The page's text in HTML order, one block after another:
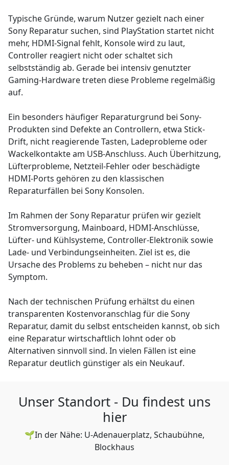
Typische Gründe, warum Nutzer gezielt nach einer
Sony Reparatur suchen, sind PlayStation startet nicht
mehr, HDMI-Signal fehlt, Konsole wird zu laut,
Controller reagiert nicht oder schaltet sich
selbstständig ab. Gerade bei intensiv genutzter
Gaming-Hardware treten diese Probleme regelmäßig
auf.
Ein besonders häufiger Reparaturgrund bei Sony-
Produkten sind Defekte an Controllern, etwa Stick-
Drift, nicht reagierende Tasten, Ladeprobleme oder
Wackelkontakte am USB-Anschluss. Auch Überhitzung,
Lüfterprobleme, Netzteil-Fehler oder beschädigte
HDMI-Ports gehören zu den klassischen
Reparaturfällen bei Sony Konsolen.
Im Rahmen der Sony Reparatur prüfen wir gezielt
Stromversorgung, Mainboard, HDMI-Anschlüsse,
Lüfter- und Kühlsysteme, Controller-Elektronik sowie
Lade- und Verbindungseinheiten. Ziel ist es, die
Ursache des Problems zu beheben – nicht nur das
Symptom.
Nach der technischen Prüfung erhältst du einen
transparenten Kostenvoranschlag für die Sony
Reparatur, damit du selbst entscheiden kannst, ob sich
eine Reparatur wirtschaftlich lohnt oder ob
Alternativen sinnvoll sind. In vielen Fällen ist eine
Reparatur deutlich günstiger als ein Neukauf.
Unser Standort - Du findest uns
hier
🌱In der Nähe: U-Adenauerplatz, Schaubühne,
Blockhaus